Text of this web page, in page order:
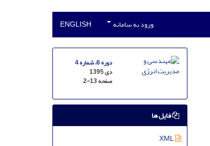
ورود به سامانه ENGLISH
دوره 6، شماره 4
دی 1395
صفحه2-13
فایل ها
XML